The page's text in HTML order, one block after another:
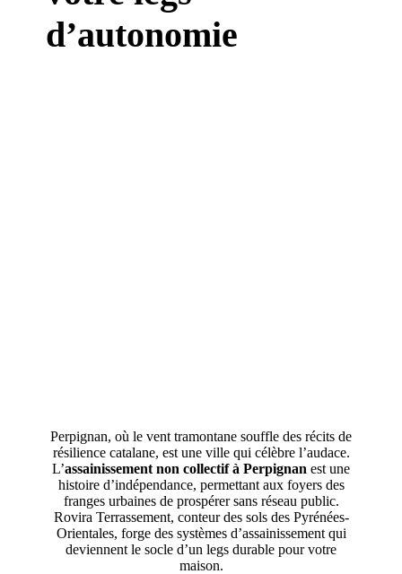
d’autonomie
Perpignan, où le vent tramontane souffle des récits de
résilience catalane, est une ville qui célèbre l’audace.
L’assainissement non collectif à Perpignan est une
histoire d’indépendance, permettant aux foyers des
franges urbaines de prospérer sans réseau public.
Rovira Terrassement, conteur des sols des Pyrénées-
Orientales, forge des systèmes d’assainissement qui
deviennent le socle d’un legs durable pour votre
maison.